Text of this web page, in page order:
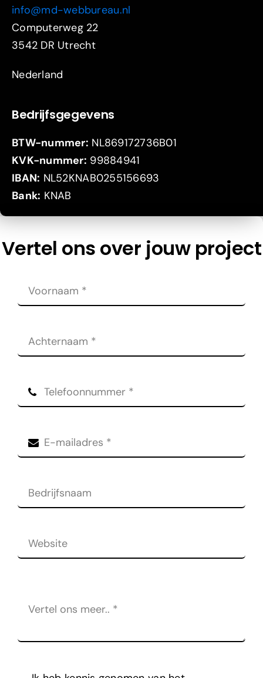
info@md-webbureau.nl
Computerweg 22
3542 DR Utrecht
Nederland
Bedrijfsgegevens
BTW-nummer: NL869172736B01
KVK-nummer: 99884941
IBAN: NL52KNAB0255156693
Bank: KNAB
Vertel ons over jouw project